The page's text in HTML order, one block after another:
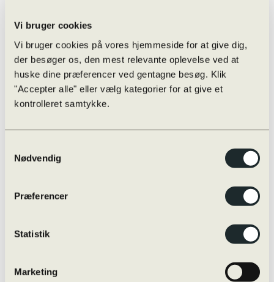
Vi bruger cookies
Vi bruger cookies på vores hjemmeside for at give dig,
der besøger os, den mest relevante oplevelse ved at
huske dine præferencer ved gentagne besøg. Klik
"Accepter alle" eller vælg kategorier for at give et
kontrolleret samtykke.
Nødvendig
Præferencer
Statistik
Marketing
Jeg skal til skriftlig prøve i …
Skærmmonitorering / ExamCookie
Snyd til eksamen og sanktioner
Særlige prøvevilkår i praksis
Vejledninger m.m.
Internationalt
Globale Gymnasier
Studierejser
Udveksling
Kvalitetssikring
Studieplaner og undervisningsbeskrivelser